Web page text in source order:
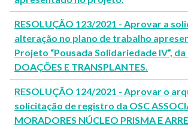
RESOLUÇÃO 123/2021 - Aprovar a
alteração no plano de trabalho
Projeto “Pousada Solidariedade IV”, da
DOAÇÕES E TRANSPLANTES.
RESOLUÇÃO 124/2021 - Aprovar o
solicitação de registro da OSC
MORADORES NÚCLEO PRISMA E